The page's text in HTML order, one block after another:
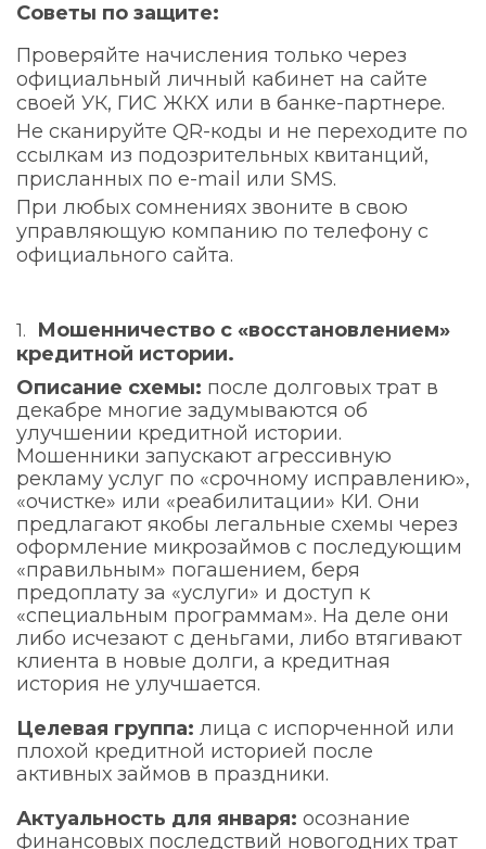
Советы по защите:
Проверяйте начисления только через
официальный личный кабинет на сайте
своей УК, ГИС ЖКХ или в банке-партнере.
Не сканируйте QR-коды и не переходите по
ссылкам из подозрительных квитанций,
присланных по e-mail или SMS.
При любых сомнениях звоните в свою
управляющую компанию по телефону с
официального сайта.
Мошенничество с «восстановлением»
кредитной истории.
Описание схемы: после долговых трат в
декабре многие задумываются об
улучшении кредитной истории.
Мошенники запускают агрессивную
рекламу услуг по «срочному исправлению»,
«очистке» или «реабилитации» КИ. Они
предлагают якобы легальные схемы через
оформление микрозаймов с последующим
«правильным» погашением, беря
предоплату за «услуги» и доступ к
«специальным программам». На деле они
либо исчезают с деньгами, либо втягивают
клиента в новые долги, а кредитная
история не улучшается.
Целевая группа: лица с испорченной или
плохой кредитной историей после
активных займов в праздники.
Актуальность для января: осознание
финансовых последствий новогодних трат